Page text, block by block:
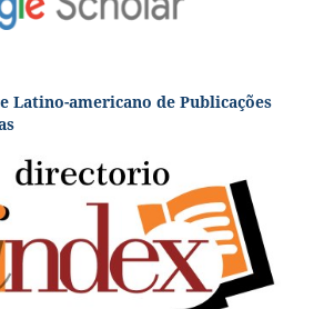
Latino-americano de Publicações